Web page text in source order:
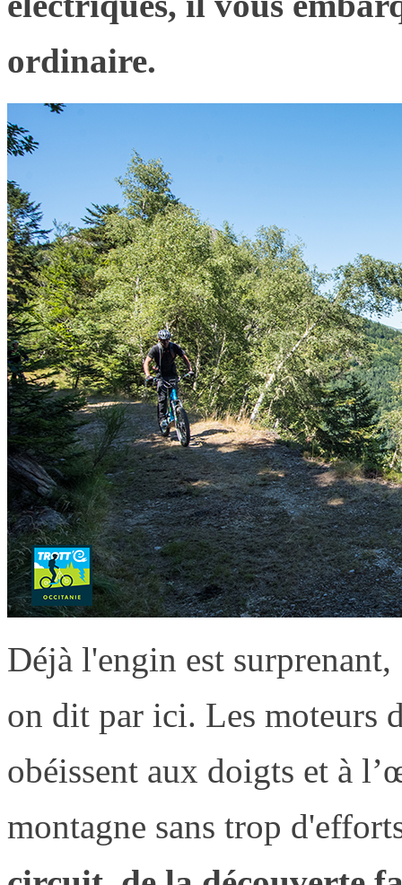
ordinaire.
Déjà l'engin est
on dit par ici. Les moteurs
obéissent aux doigts et à
montagne sans trop